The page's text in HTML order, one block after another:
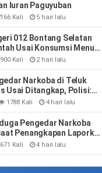
Iuran Paguyuban
Kali 5 hari lalu
012 Bontang Selatan
Usai Konsumsi Menu
Kali 2 hari lalu
Narkoba di Teluk
Usai Ditangkap, Polisi:
dan Mengeluh Sesak
1788 Kali 4 hari lalu
Pengedar Narkoba
Penangkapan
Kakak Saya Dipiting
Kali 4 hari lalu